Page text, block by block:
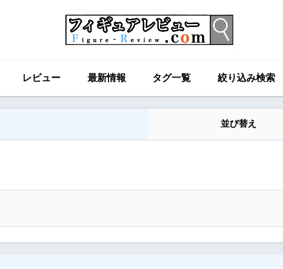
レビュー 最新情報 タグ一覧 絞り込み検索
並び替え